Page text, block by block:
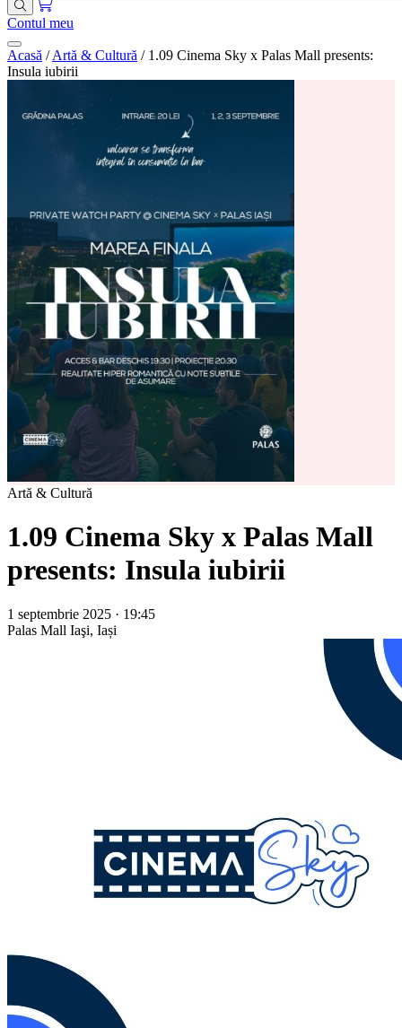
Contul meu
Acasă / Artă & Cultură / 1.09 Cinema Sky x Palas Mall presents:
Insula iubirii
Artă & Cultură
1.09 Cinema Sky x Palas Mall
presents: Insula iubirii
1 septembrie 2025 · 19:45
Palas Mall Iaşi, Iași